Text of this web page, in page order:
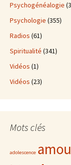
Psychogénéalogie
Psychologie (355)
Radios (61)
Spiritualité (341)
Vidéos (1)
Vidéos (23)
Mots clés
adolescence